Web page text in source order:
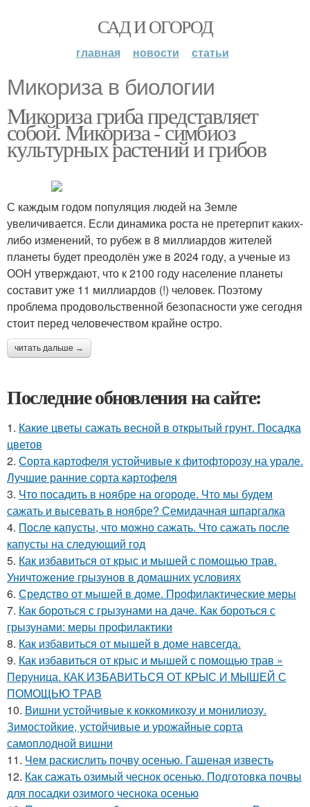
САД И ОГОРОД
главная новости статьи
Микориза в биологии
Микориза гриба представляет
собой. Микориза - симбиоз
культурных растений и грибов
С каждым годом популяция людей на Земле
увеличивается. Если динамика роста не претерпит каких-
либо изменений, то рубеж в 8 миллиардов жителей
планеты будет преодолён уже в 2024 году, а ученые из
ООН утверждают, что к 2100 году население планеты
составит уже 11 миллиардов (!) человек. Поэтому
проблема продовольственной безопасности уже сегодня
стоит перед человечеством крайне остро.
читать дальше →
Последние обновления на сайте:
1. Какие цветы сажать весной в открытый грунт. Посадка
цветов
2. Сорта картофеля устойчивые к фитофторозу на урале.
Лучшие ранние сорта картофеля
3. Что посадить в ноябре на огороде. Что мы будем
сажать и высевать в ноябре? Семидачная шпаргалка
4. После капусты, что можно сажать. Что сажать после
капусты на следующий год
5. Как избавиться от крыс и мышей с помощью трав.
Уничтожение грызунов в домашних условиях
6. Средство от мышей в доме. Профилактические меры
7. Как бороться с грызунами на даче. Как бороться с
грызунами: меры профилактики
8. Как избавиться от мышей в доме навсегда.
9. Как избавиться от крыс и мышей с помощью трав »
Перуница. КАК ИЗБАВИТЬСЯ ОТ КРЫС И МЫШЕЙ С
ПОМОЩЬЮ ТРАВ
10. Вишни устойчивые к коккомикозу и монилиозу.
Зимостойкие, устойчивые и урожайные сорта
самоплодной вишни
11. Чем раскислить почву осенью. Гашеная известь
12. Как сажать озимый чеснок осенью. Подготовка почвы
для посадки озимого чеснока осенью